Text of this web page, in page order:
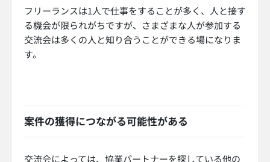
フリーランスは1人で仕事をすることが多く、人と接す
る機会が限られがちですが、さまざまな人が参加する
交流会は多くの人と知り合うことができる場になりま
す。
案件の獲得につながる可能性がある
交流会によっては、協業パートナーを探している他の